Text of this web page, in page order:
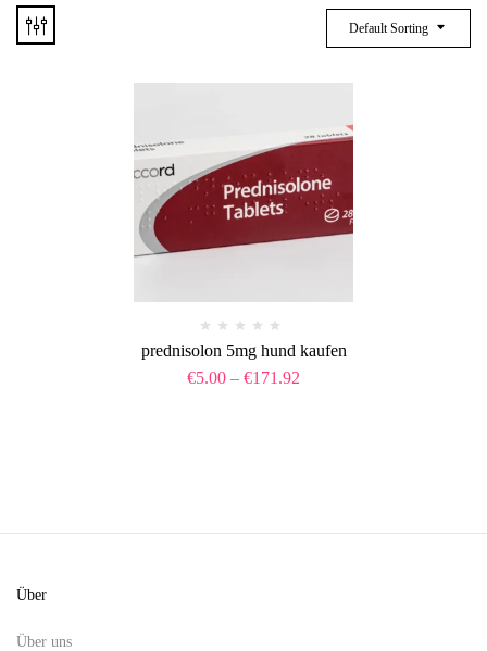
Default Sorting
prednisolon 5mg hund kaufen
€5.00 – €171.92
Über
Über uns